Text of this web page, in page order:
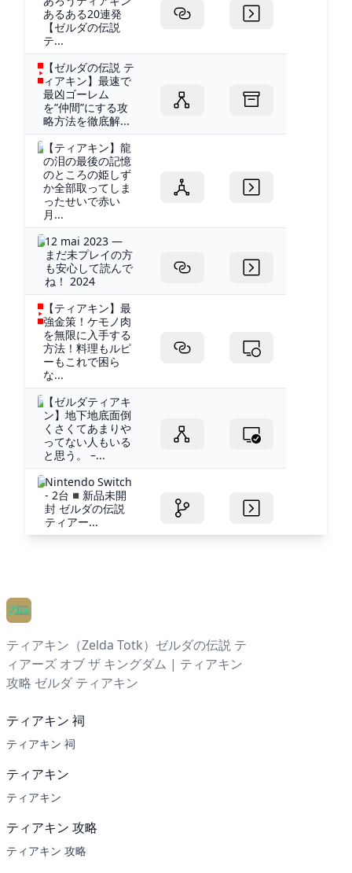
あるある20連発
【ゼルダの伝説
テ...
【ゼルダの伝説 テ
ィアキン】最速で
最凶ゴーレム
を”仲間”にする攻
略方法を徹底解...
【ティアキン】龍
の泪の最後の記憶
のところの姫しず
か全部取ってしま
ったせいで赤い
月...
12 mai 2023 —
まだ未プレイの方
も安心して読んで
ね！ 2024
【ティアキン】最
強金策！ケモノ肉
を無限に入手する
方法！料理もルピ
ーもこれで困ら
な...
【ゼルダティアキ
ン】地下地底面倒
くさくてあまりや
ってない人もいる
と思う。 –...
Nintendo Switch
- 2台◾️新品未開
封 ゼルダの伝説
ティアー...
ティアキン（Zelda Totk）ゼルダの伝説 テ
ィアーズ オブ ザ キングダム | ティアキン
攻略 ゼルダ ティアキン
ティアキン 祠
ティアキン 祠
ティアキン
ティアキン
ティアキン 攻略
ティアキン 攻略